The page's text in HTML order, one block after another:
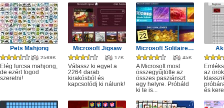
Pets Mahjong
2569K
Elég furcsa mahjong,
de ezért fogod
szeretni!
Microsoft Jigsaw
17K
Válassz ki egyet a
2264 darab
kirakósból és
kapcsolódj ki nálunk!
Microsoft Solitaire Collection
45K
A Microsoft most
összegyűjtötte az
összes pasziánszt
egy helyre. Próbáld
ki te is...
az örök
és